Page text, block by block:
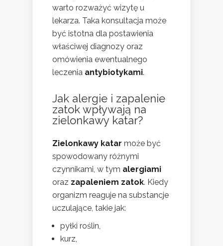
warto rozważyć wizytę u
lekarza. Taka konsultacja może
być istotna dla postawienia
właściwej diagnozy oraz
omówienia ewentualnego
leczenia antybiotykami.
Jak alergie i zapalenie
zatok wpływają na
zielonkawy katar?
Zielonkawy katar może być
spowodowany różnymi
czynnikami, w tym alergiami
oraz zapaleniem zatok. Kiedy
organizm reaguje na substancje
uczulające, takie jak:
pyłki roślin,
kurz,